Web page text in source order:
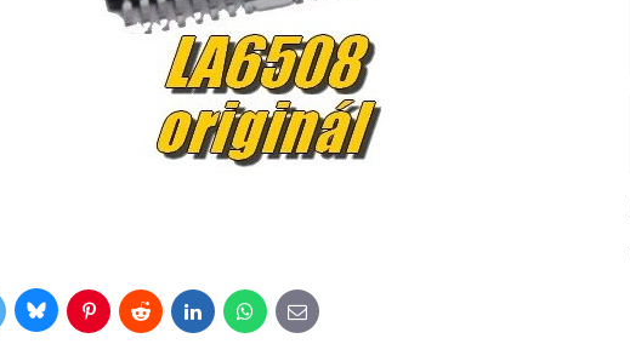
Bluesky PinterestReddit LinkedIn WhatsAppE-
mail